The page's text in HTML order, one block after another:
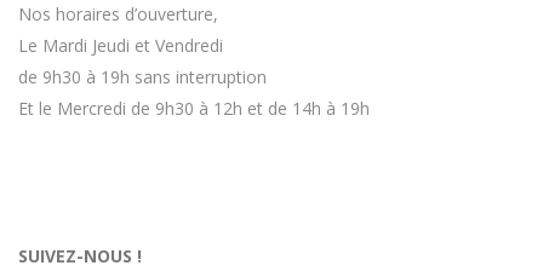
Nos horaires d’ouverture,
Le Mardi Jeudi et Vendredi
de 9h30 à 19h sans interruption
Et le Mercredi de 9h30 à 12h et de 14h à 19h
SUIVEZ-NOUS !